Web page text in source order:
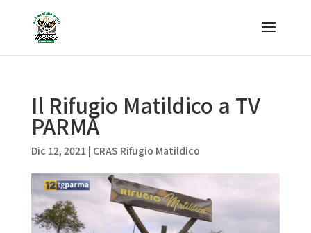
Il Rifugio Matildico a TV
PARMA
Dic 12, 2021 | CRAS Rifugio Matildico